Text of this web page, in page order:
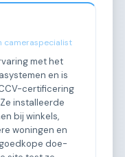
cameraspecialist
met het
en is
certificering
installeerde
bij winkels,
woningen en
doe-